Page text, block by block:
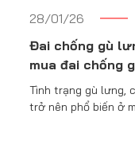
28/01/26
Đai chống gù
mua đai chống
Tình trạng gù lưng,
trở nên phổ biến ở